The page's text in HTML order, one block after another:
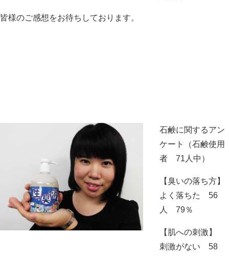
皆様のご感想をお待ちしております。
石鹸に関するアン
ケート（石鹸使用
者 71人中）
【臭いの落ち方】
よく落ちた 56
人 79％
【肌への刺激】
刺激がない 58